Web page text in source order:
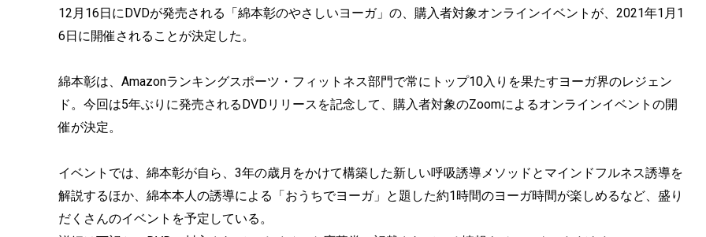
12月16日にDVDが発売される「綿本彰のやさしいヨーガ」の、購入者対象オンラインイベントが、2021年1月1
6日に開催されることが決定した。
綿本彰は、Amazonランキングスポーツ・フィットネス部門で常にトップ10入りを果たすヨーガ界のレジェン
ド。今回は5年ぶりに発売されるDVDリリースを記念して、購入者対象のZoomによるオンラインイベントの開
催が決定。
イベントでは、綿本彰が自ら、3年の歳月をかけて構築した新しい呼吸誘導メソッドとマインドフルネス誘導を
解説するほか、綿本本人の誘導による「おうちでヨーガ」と題した約1時間のヨーガ時間が楽しめるなど、盛り
だくさんのイベントを予定している。